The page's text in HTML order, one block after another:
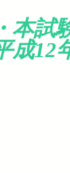
本試
成12